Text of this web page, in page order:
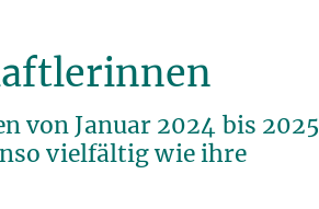
von Januar 2024 bis 2025
vielfältig wie ihre